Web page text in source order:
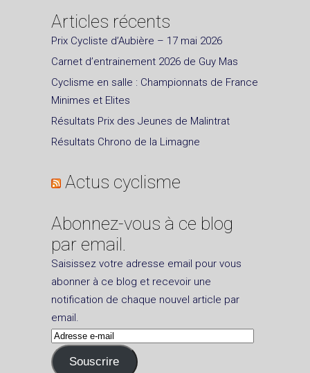
Articles récents
Prix Cycliste d’Aubière – 17 mai 2026
Carnet d’entrainement 2026 de Guy Mas
Cyclisme en salle : Championnats de France
Minimes et Elites
Résultats Prix des Jeunes de Malintrat
Résultats Chrono de la Limagne
Actus cyclisme
Abonnez-vous à ce blog
par email.
Saisissez votre adresse email pour vous
abonner à ce blog et recevoir une
notification de chaque nouvel article par
email.
Adresse
e-
Souscrire